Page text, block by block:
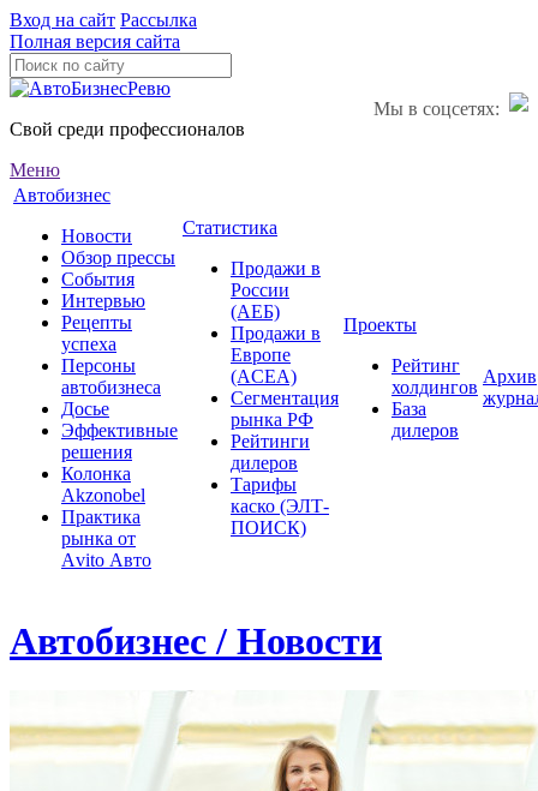
Вход на сайт Рассылка
Полная версия сайта
Мы в соцсетях:
Свой среди профессионалов
Меню
Автобизнес
Новости
Обзор прессы
События
Интервью
Рецепты
успеха
Персоны
автобизнеса
Досье
Эффективные
решения
Колонка
Akzonobel
Практика
рынка от
Аvito Авто
Статистика
Продажи в
России
(АЕБ)
Продажи в
Европе
(ACEA)
Сегментация
рынка РФ
Рейтинги
дилеров
Тарифы
каско (ЭЛТ-
ПОИСК)
Проекты
Рейтинг
холдингов
База
дилеров
Архив
Автобизнес / Новости